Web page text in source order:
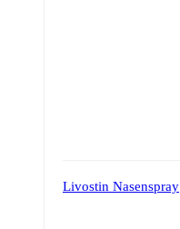
Livostin Nasenspray